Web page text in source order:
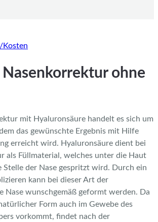
Kosten
ohne
mit Hyaluronsäure handelt es sich um
das gewünschte Ergebnis mit Hilfe
erreicht wird. Hyaluronsäure dient bei
als Füllmaterial, welches unter die Haut
Stelle der Nase gespritzt wird. Durch ein
kann bei dieser Art der
Nase wunschgemäß geformt werden. Da
Form auch im Gewebe des
vorkommt, findet nach der